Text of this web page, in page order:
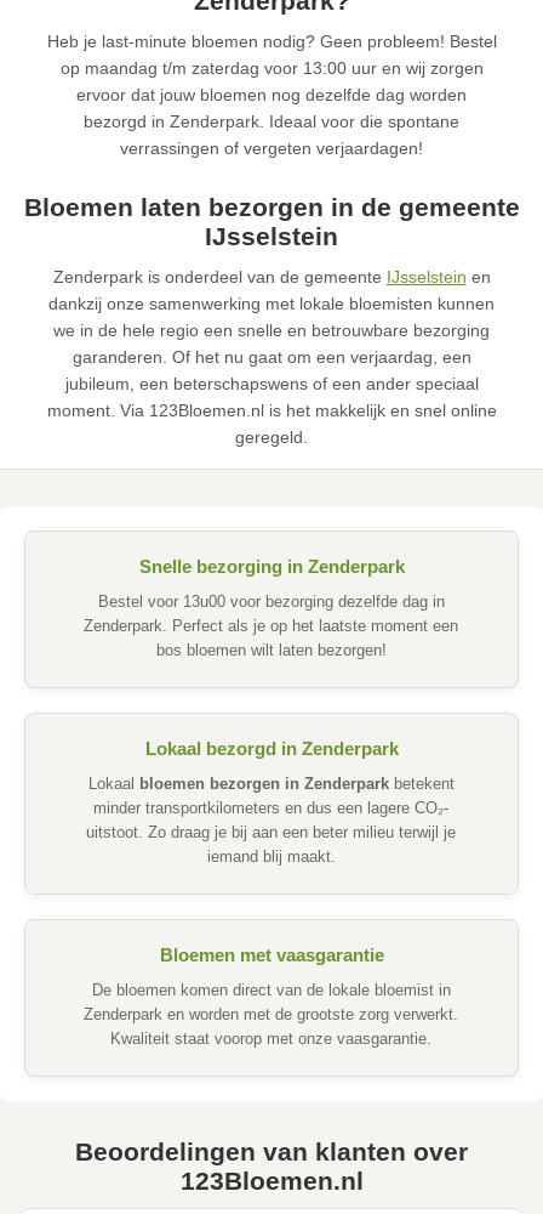
Heb je last-minute bloemen nodig? Geen probleem! Bestel
op maandag t/m zaterdag voor 13:00 uur en wij zorgen
ervoor dat jouw bloemen nog dezelfde dag worden
bezorgd in Zenderpark. Ideaal voor die spontane
verrassingen of vergeten verjaardagen!
Bloemen laten bezorgen in de gemeente
IJsselstein
Zenderpark is onderdeel van de gemeente IJsselstein en
dankzij onze samenwerking met lokale bloemisten kunnen
we in de hele regio een snelle en betrouwbare bezorging
garanderen. Of het nu gaat om een verjaardag, een
jubileum, een beterschapswens of een ander speciaal
moment. Via 123Bloemen.nl is het makkelijk en snel online
geregeld.
Snelle bezorging in Zenderpark
Bestel voor 13u00 voor bezorging dezelfde dag in
Zenderpark. Perfect als je op het laatste moment een
bos bloemen wilt laten bezorgen!
Lokaal bezorgd in Zenderpark
Lokaal bloemen bezorgen in Zenderparkbetekent
minder transportkilometers en dus een lagere CO₂-
uitstoot. Zo draag je bij aan een beter milieu terwijl je
iemand blij maakt.
Bloemen met vaasgarantie
De bloemen komen direct van de lokale bloemist in
Zenderpark en worden met de grootste zorg verwerkt.
Kwaliteit staat voorop met onze vaasgarantie.
Beoordelingen van klanten over
123Bloemen.nl